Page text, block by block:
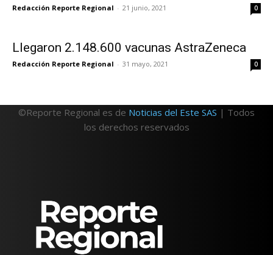
Redacción Reporte Regional - 21 junio, 2021 0
Llegaron 2.148.600 vacunas AstraZeneca
Redacción Reporte Regional - 31 mayo, 2021 0
©Reporte Regional es de Noticias del Este SAS | Todos
los derechos reservados